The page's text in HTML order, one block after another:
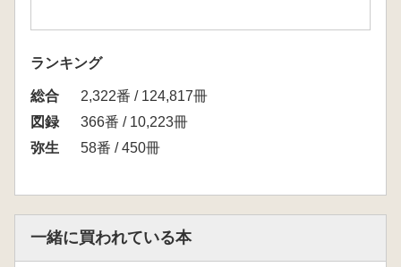
ランキング
総合
2,322番 / 124,817冊
図録
366番 / 10,223冊
弥生
58番 / 450冊
一緒に買われている本